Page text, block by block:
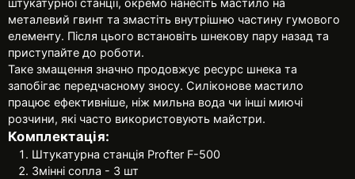
штукатурної станції, окремо нанесіть мастило на
металевий гвинт та змастіть внутрішню частину гумового
елементу. Після цього встановіть шнекову пару назад та
приступайте до роботи.
Таке змащення значно продовжує ресурс шнека та
запобігає передчасному зносу. Силіконове мастило
працює ефективніше, ніж мильна вода чи інші миючі
розчини, які часто використовують майстри.
Комплектація:
Штукатурна станція Profter F-500
Змінні сопла - 3 шт